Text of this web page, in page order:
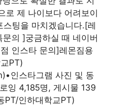
로 제 나이보다 어려보이
팅을 마치겠습니다.[레
의 ]궁금하실 때 네이버
인스타 문의]레몬짐용
PT)
인스타그램 사진 및 동
잉 4,185명, 게시물 139
PT/인하대학교PT)